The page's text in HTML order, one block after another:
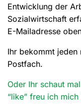
Entwicklung der
Sozialwirtschaft
E-Mailadresse
Ihr bekommt jeden
Postfach.
Oder Ihr schaut
“like” freu ich